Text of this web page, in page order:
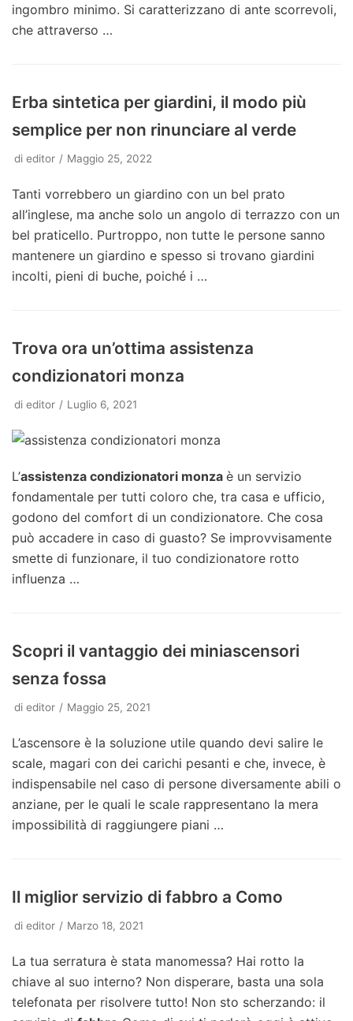
ingombro minimo. Si caratterizzano di ante scorrevoli,
che attraverso …
Erba sintetica per giardini, il modo più
semplice per non rinunciare al verde
di editor Maggio 25, 2022
Tanti vorrebbero un giardino con un bel prato
all’inglese, ma anche solo un angolo di terrazzo con un
bel praticello. Purtroppo, non tutte le persone sanno
mantenere un giardino e spesso si trovano giardini
incolti, pieni di buche, poiché i …
Trova ora un’ottima assistenza
condizionatori monza
di editor Luglio 6, 2021
L’assistenza condizionatori monza è un servizio
fondamentale per tutti coloro che, tra casa e ufficio,
godono del comfort di un condizionatore. Che cosa
può accadere in caso di guasto? Se improvvisamente
smette di funzionare, il tuo condizionatore rotto
influenza …
Scopri il vantaggio dei miniascensori
senza fossa
di editor Maggio 25, 2021
L’ascensore è la soluzione utile quando devi salire le
scale, magari con dei carichi pesanti e che, invece, è
indispensabile nel caso di persone diversamente abili o
anziane, per le quali le scale rappresentano la mera
impossibilità di raggiungere piani …
Il miglior servizio di fabbro a Como
di editor Marzo 18, 2021
La tua serratura è stata manomessa? Hai rotto la
chiave al suo interno? Non disperare, basta una sola
telefonata per risolvere tutto! Non sto scherzando: il